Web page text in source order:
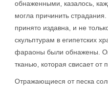
обнаженными, казалось,
могла причинить
принято издавна, и не
скульптурам в египетских
фараоны были обнажены.
тканью, которая свисает от
Отражающиеся от песка